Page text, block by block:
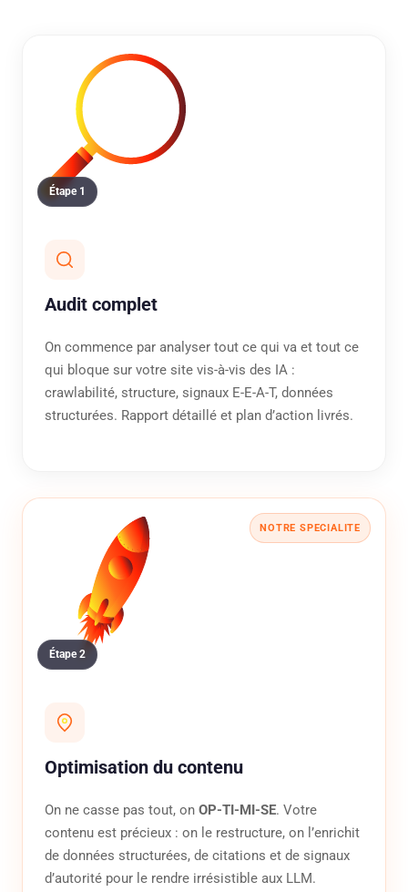
Étape 1
Audit complet
On commence par analyser tout ce qui va et tout ce
qui bloque sur votre site vis-à-vis des IA :
crawlabilité, structure, signaux E-E-A-T, données
structurées. Rapport détaillé et plan d’action livrés.
Étape 2
Optimisation du contenu
On ne casse pas tout, on OP-TI-MI-SE. Votre
contenu est précieux : on le restructure, on l’enrichit
de données structurées, de citations et de signaux
d’autorité pour le rendre irrésistible aux LLM.